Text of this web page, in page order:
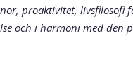
proaktivitet, livsfilosofi
och i harmoni med den